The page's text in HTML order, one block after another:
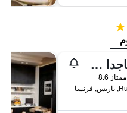
هوتل ماجدا شانزليزيه
ممتاز 8.6